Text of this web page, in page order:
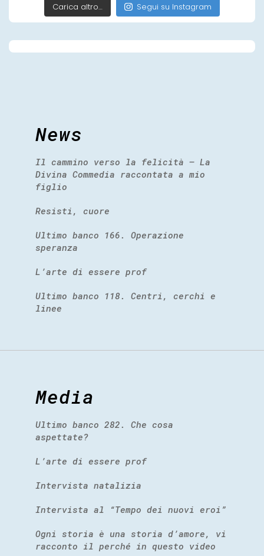
Carica altro… Segui su Instagram
News
Il cammino verso la felicità – La
Divina Commedia raccontata a mio
figlio
Resisti, cuore
Ultimo banco 166. Operazione
speranza
L’arte di essere prof
Ultimo banco 118. Centri, cerchi e
linee
Media
Ultimo banco 282. Che cosa
aspettate?
L’arte di essere prof
Intervista natalizia
Intervista al “Tempo dei nuovi eroi”
Ogni storia è una storia d’amore, vi
racconto il perché in questo video